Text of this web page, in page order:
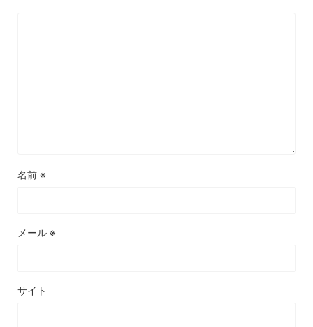
名前 ※
メール ※
サイト